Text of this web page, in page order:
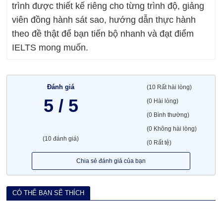
trình được thiết kế riêng cho từng trình độ, giảng
viên đồng hành sát sao, hướng dẫn thực hành
theo đề thật để bạn tiến bộ nhanh và đạt điểm
IELTS mong muốn.
Đánh giá
5 / 5
(10 đánh giá)
(10 Rất hài lòng)
(0 Hài lòng)
(0 Bình thường)
(0 Không hài lòng)
(0 Rất tệ)
Chia sẻ đánh giá của bạn
CÓ THỂ BẠN SẼ THÍCH